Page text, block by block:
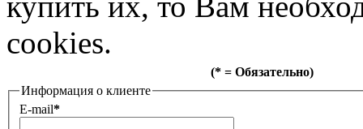
cookies.
(* = Обязательно)
Информация о клиенте
E-mail*